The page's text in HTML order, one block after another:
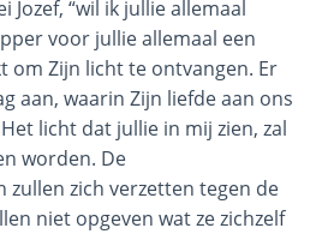
Jozef, “wil ik jullie allemaal
voor jullie allemaal een
om Zijn licht te ontvangen. Er
aan, waarin Zijn liefde aan ons
licht dat jullie in mij zien, zal
worden. De
zullen zich verzetten tegen de
niet opgeven wat ze zichzelf